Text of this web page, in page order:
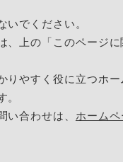
でください。
上の「このページ
やすく役に立つホ
。
合わせは、 ホーム